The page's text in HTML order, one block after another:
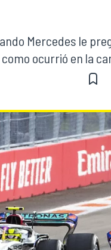
E
Mercedes le
ocurrió en la